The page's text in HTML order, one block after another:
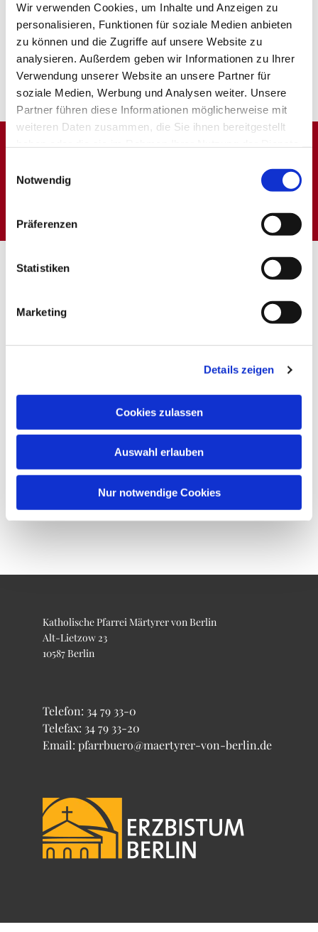
Wir verwenden Cookies, um Inhalte und Anzeigen zu
personalisieren, Funktionen für soziale Medien anbieten
zu können und die Zugriffe auf unsere Website zu
analysieren. Außerdem geben wir Informationen zu Ihrer
Verwendung unserer Website an unsere Partner für
soziale Medien, Werbung und Analysen weiter. Unsere
Partner führen diese Informationen möglicherweise mit
weiteren Daten zusammen, die Sie ihnen bereitgestellt
Notwendig
Präferenzen
Statistiken
Marketing
Details zeigen
Cookies zulassen
Auswahl erlauben
Nur notwendige Cookies
Katholische Pfarrei Märtyrer von Berlin
Alt-Lietzow 23
10587 Berlin
Telefon: 34 79 33-0
Telefax: 34 79 33-20
Email: pfarrbuero@maertyrer-von-berlin.de